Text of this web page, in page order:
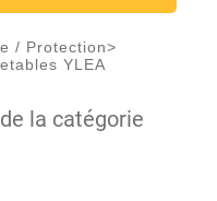
/ Protection>
YLEA
la catégorie